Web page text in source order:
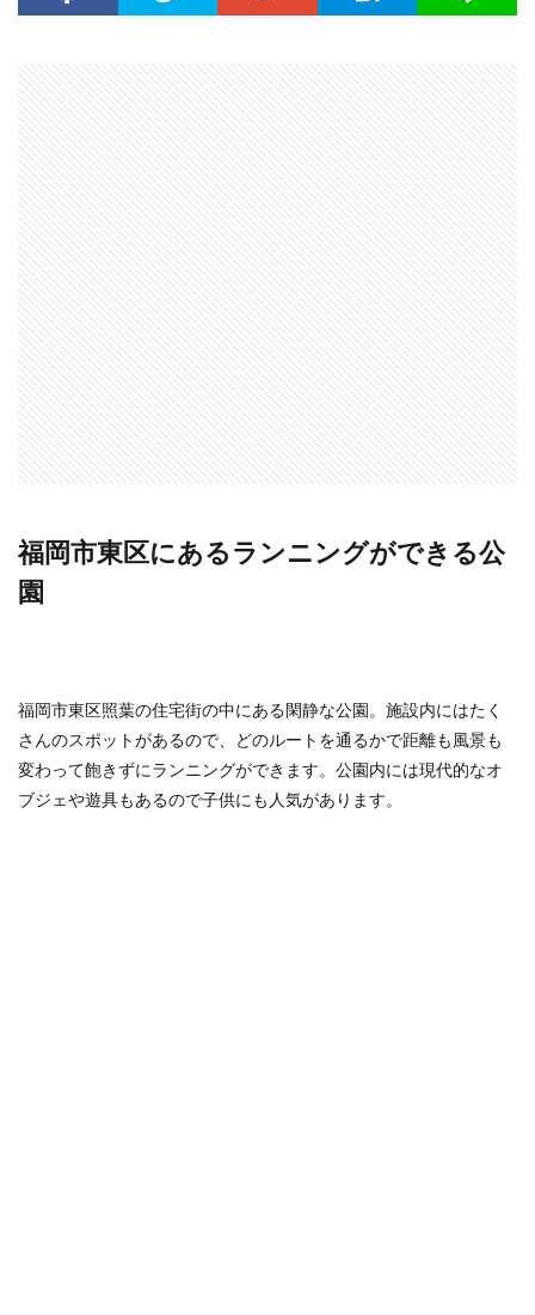
福岡市東区にあるランニングができる公
園
福岡市東区照葉の住宅街の中にある閑静な公園。施設内にはたく
さんのスポットがあるので、どのルートを通るかで距離も風景も
変わって飽きずにランニングができます。公園内には現代的なオ
ブジェや遊具もあるので子供にも人気があります。